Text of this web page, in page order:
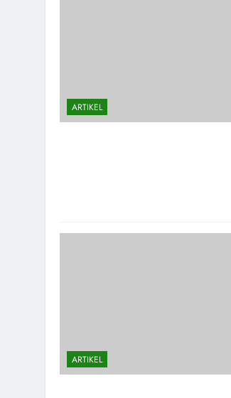
ARTIKEL
ARTIKEL